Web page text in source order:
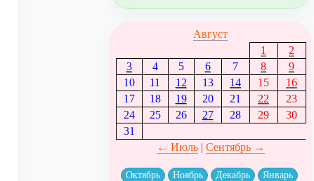
Август
1
2
3
4 5 6 7 8
9
10
11 12 13 14 15
16
17
18 19 20 21 22
23
24
25 26 27 28 29
30
31
← Июль| Сентябрь →
Октябрь Ноябрь Декабрь
Январь